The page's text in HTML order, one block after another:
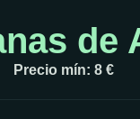
de
Precio mín: 8 €